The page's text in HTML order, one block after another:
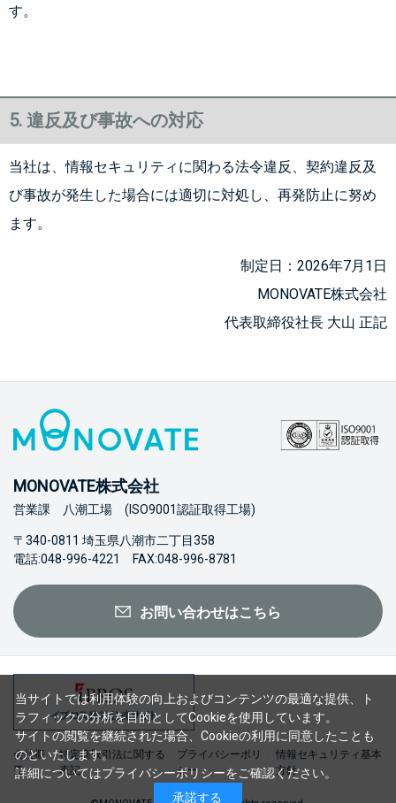
す。
5. 違反及び事故への対応
当社は、情報セキュリティに関わる法令違反、契約違反及
び事故が発生した場合には適切に対処し、再発防止に努め
ます。
制定日：2026年7月1日
MONOVATE株式会社
代表取締役社長 大山 正記
MONOVATE株式会社
営業課 八潮工場 (ISO9001認証取得工場)
〒340-0811 埼玉県八潮市二丁目358
電話:048-996-4221 FAX:048-996-8781
お問い合わせはこちら
会社概
要
特定商取引法に関する
表記
プライバシーポリ
シー
情報セキュリティ基本
方針
当サイトでは利用体験の向上およびコンテンツの最適な提供、ト
ラフィックの分析を目的としてCookieを使用しています。
サイトの閲覧を継続された場合、Cookieの利用に同意したことも
のといたします。
詳細についてはプライバシーポリシーをご確認ください。
承諾する